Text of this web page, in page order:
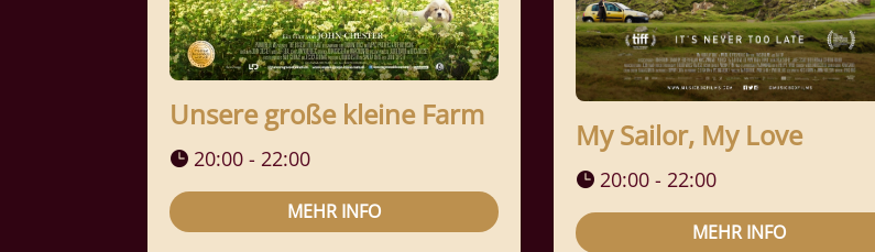
Unsere große kleine Farm
20:00 - 22:00
MEHR INFO
My Sailor, My Love
20:00 - 22:00
MEHR INFO